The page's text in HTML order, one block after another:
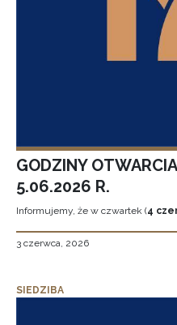
GODZINY
5.06.2026 R.
Informujemy, że w czwartek (4
3 czerwca, 2026
SIEDZIBA